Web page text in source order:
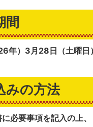
間
年）3月28日（土曜日
みの方法
に必要事項を記入の上